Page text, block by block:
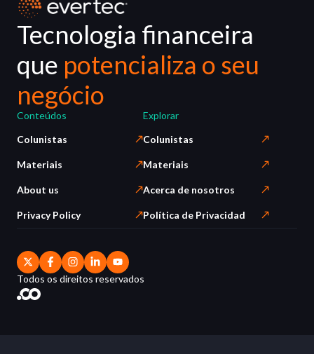
Tecnologia financeira
que potencializa o seu
negócio
Conteúdos
Colunistas
Materiais
About us
Privacy Policy
Explorar
Colunistas
Materiais
Acerca de nosotros
Política de Privacidad
Todos os direitos reservados